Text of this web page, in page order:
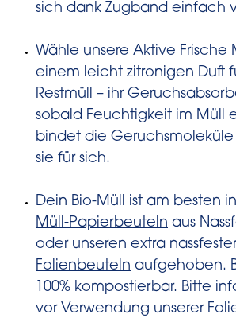
sich dank Zugband einfach
Wähle unsere Aktive Frische
einem leicht zitronigen Duft
Restmüll – ihr
sobald Feuchtigkeit im Müll
bindet die
sie für sich.
Dein Bio-Müll ist am besten
Müll-Papierbeuteln aus
oder unseren extra
Folienbeuteln aufgehoben.
100% kompostierbar. Bitte
vor Verwendung unserer